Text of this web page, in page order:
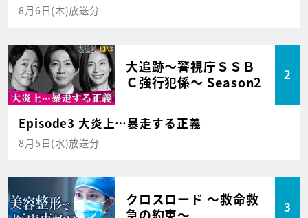
8月6日(木)放送分
大追跡～警視庁ＳＳＢ
Ｃ強行犯係～ Season2
2
Episode3 大炎上…暴走する正義
8月5日(水)放送分
クロスロード ～救命救
急の約束～
3